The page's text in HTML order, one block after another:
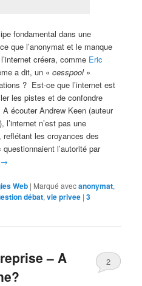
fondamental dans une
que l’anonymat et le manque
créera, comme Eric
a dit, un «cesspool»
? Est-ce que l’internet est
les pistes et de confondre
écouter Andrew Keen (auteur
l’internet n’est pas une
les croyances des
l’autorité par
→
Web | Marqué avecanonymat,
débat,vie privee |3
– A
2